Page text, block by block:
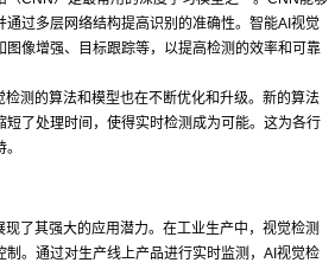
通过多层网络结构提高识别的准确性。智能AI视觉
图像增强、目标跟踪等，以提高检测的效率和可靠
检测的算法和模型也在不断优化和升级。新的算法
短了处理时间，使得实时检测成为可能。这为各行
了其强大的应用潜力。在工业生产中，视觉检测
制。通过对生产线上产品进行实时监测，AI视觉检